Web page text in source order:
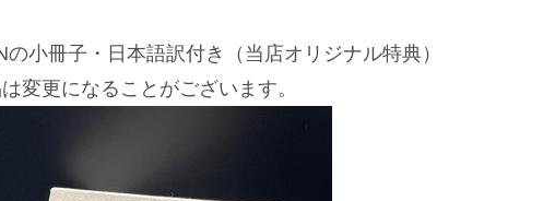
の小冊子・日本語訳付き（当店オリジナル特典）
変更になることがございます。